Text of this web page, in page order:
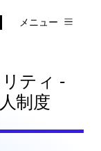
メニュー
ティ -
制度